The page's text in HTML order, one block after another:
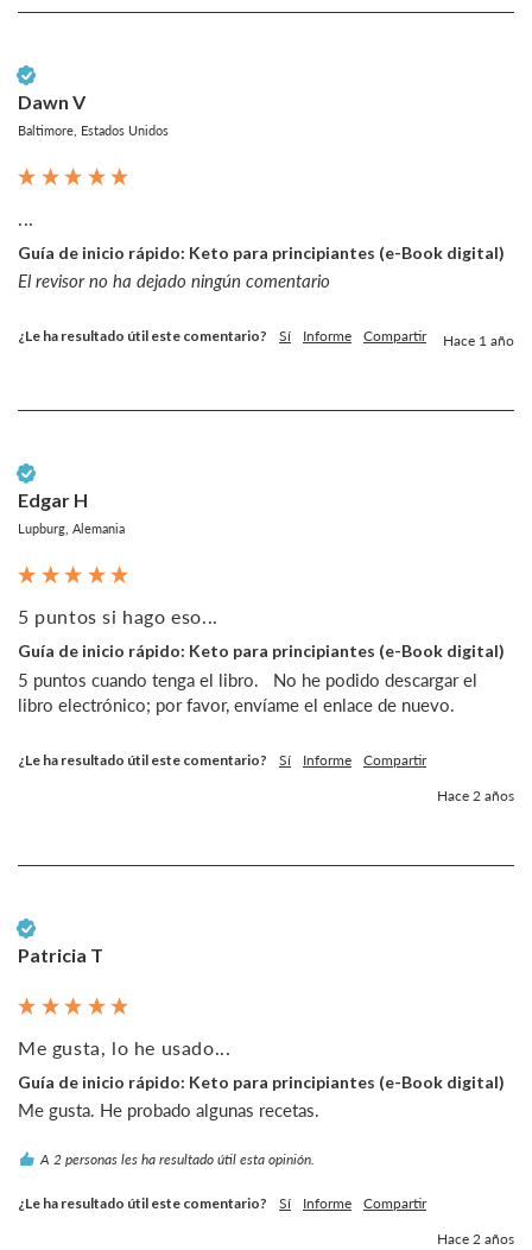
Dawn V
Baltimore, Estados Unidos
...
Guía de inicio rápido: Keto para principiantes (e-Book digital)
El revisor no ha dejado ningún comentario
¿Le ha resultado útil este comentario? Sí Informe Compartir Hace 1 año
Edgar H
Lupburg, Alemania
5 puntos si hago eso...
Guía de inicio rápido: Keto para principiantes (e-Book digital)
5 puntos cuando tenga el libro.   No he podido descargar el
libro electrónico; por favor, envíame el enlace de nuevo.
¿Le ha resultado útil este comentario? Sí Informe
Compartir
Hace 2 años
Patricia T
Me gusta, lo he usado...
Guía de inicio rápido: Keto para principiantes (e-Book digital)
Me gusta. He probado algunas recetas.
A 2 personas les ha resultado útil esta opinión.
¿Le ha resultado útil este comentario? Sí Informe
Compartir
Hace 2 años